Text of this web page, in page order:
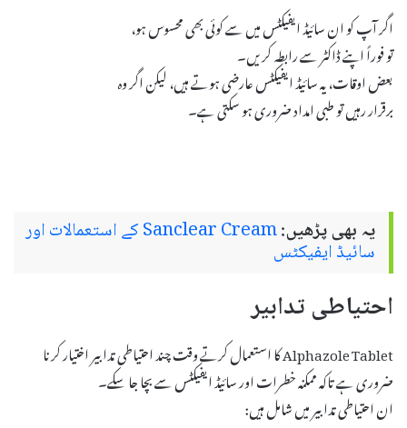
اگر آپ کو ان سائیڈ ایفیکٹس میں سے کوئی بھی محسوس ہو،
تو فوراً اپنے ڈاکٹر سے رابطہ کریں۔
بعض اوقات، یہ سائیڈ ایفیکٹس عارضی ہوتے ہیں، لیکن اگر وہ
برقرار رہیں تو طبی امداد ضروری ہو سکتی ہے۔
یہ بھی پڑھیں: Sanclear Cream کے استعمالات اور
سائیڈ ایفیکٹس
احتیاطی تدابیر
Alphazole Tablet کا استعمال کرتے وقت چند احتیاطی تدابیر اختیار کرنا
ضروری ہے تاکہ ممکنہ خطرات اور سائیڈ ایفیکٹس سے بچا جا سکے۔
ان احتیاطی تدابیر میں شامل ہیں: